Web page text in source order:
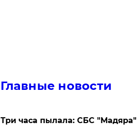
Главные новости
Три часа пылала: СБС "Мадяра"